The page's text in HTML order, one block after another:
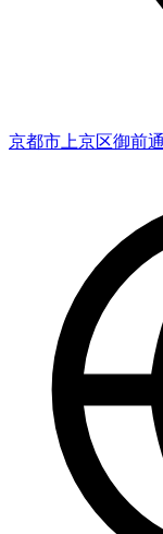
京都市上京区御前